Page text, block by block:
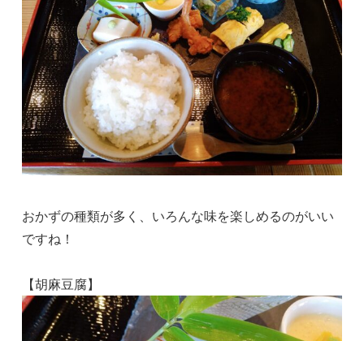
おかずの種類が多く、いろんな味を楽しめるのがいい
ですね！
【胡麻豆腐】